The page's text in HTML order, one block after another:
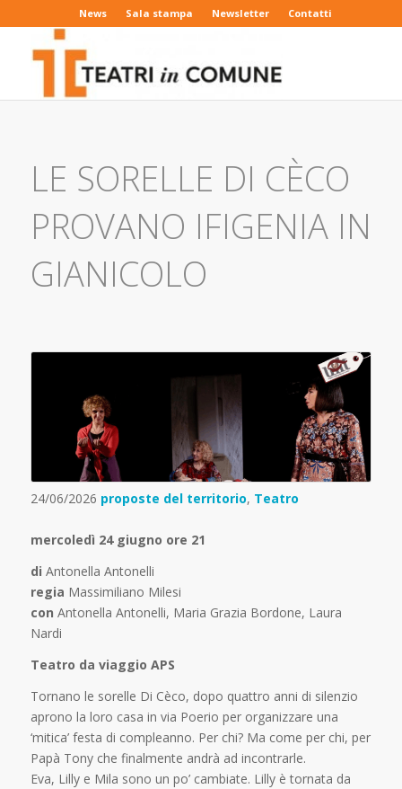
News Sala stampa Newsletter Contatti
LE SORELLE DI CÈCO
PROVANO IFIGENIA IN
GIANICOLO
24/06/2026 proposte del territorio, Teatro
mercoledì 24 giugno ore 21
di Antonella Antonelli
regia Massimiliano Milesi
con Antonella Antonelli, Maria Grazia Bordone, Laura
Nardi
Teatro da viaggio APS
Tornano le sorelle Di Cèco, dopo quattro anni di silenzio
aprono la loro casa in via Poerio per organizzare una
‘mitica’ festa di compleanno. Per chi? Ma come per chi, per
Papà Tony che finalmente andrà ad incontrarle.
Eva, Lilly e Mila sono un po’ cambiate. Lilly è tornata da